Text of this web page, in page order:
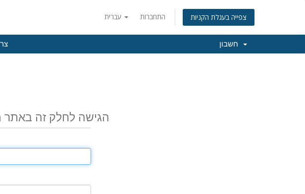
התחברות צפייה בעגלת הקניות
הגישה לחלק זה באתר